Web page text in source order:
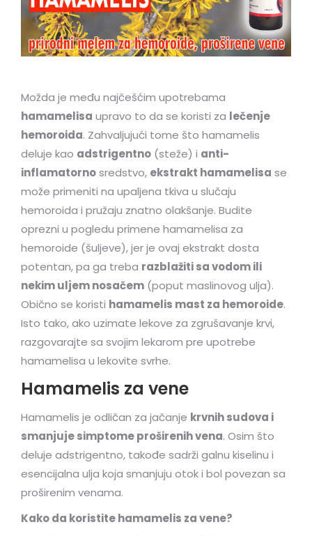
Možda je među najčešćim upotrebama
hamamelisa upravo to da se koristi za lečenje
hemoroida. Zahvaljujući tome što hamamelis
deluje kao adstrigentno (steže) i anti-
inflamatornosredstvo, ekstrakt hamamelisa se
može primeniti na upaljena tkiva u slučaju
hemoroida i pružaju znatno olakšanje. Budite
oprezni u pogledu primene hamamelisa za
hemoroide (šuljeve), jer je ovaj ekstrakt dosta
potentan, pa ga treba razblažiti sa vodom ili
nekim uljem nosačem (poput maslinovog ulja).
Obično se koristi hamamelis mast za hemoroide.
Isto tako, ako uzimate lekove za zgrušavanje krvi,
razgovarajte sa svojim lekarom pre upotrebe
hamamelisa u lekovite svrhe.
Hamamelis za vene
Hamamelis je odličan za jačanje krvnih sudova i
smanjuje simptome proširenih vena. Osim što
deluje adstrigentno, takođe sadrži galnu kiselinu i
esencijalna ulja koja smanjuju otok i bol povezan sa
proširenim venama.
Kako da koristite hamamelis za vene?